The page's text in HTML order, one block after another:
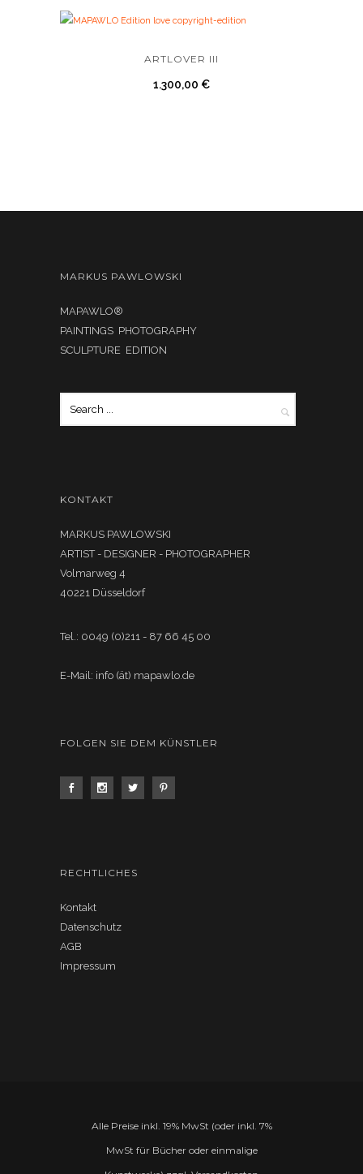
ARTLOVER III
1.300,00 €
MARKUS PAWLOWSKI
MAPAWLO®
PAINTINGS PHOTOGRAPHY
SCULPTURE EDITION
KONTAKT
MARKUS PAWLOWSKI
ARTIST - DESIGNER - PHOTOGRAPHER
Volmarweg 4
40221 Düsseldorf
Tel.: 0049 (0)211 - 87 66 45 00
E-Mail: info (ät) mapawlo.de
FOLGEN SIE DEM KÜNSTLER
RECHTLICHES
Kontakt
Datenschutz
AGB
Impressum
Alle Preise inkl. 19% MwSt (oder inkl. 7%
MwSt für Bücher oder einmalige